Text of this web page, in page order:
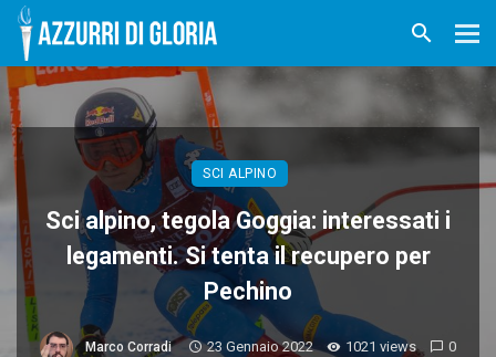
SCI ALPINO
Sci alpino, tegola Goggia: interessati i
legamenti. Si tenta il recupero per
Pechino
Marco Corradi 23 Gennaio 2022 1021 views 0